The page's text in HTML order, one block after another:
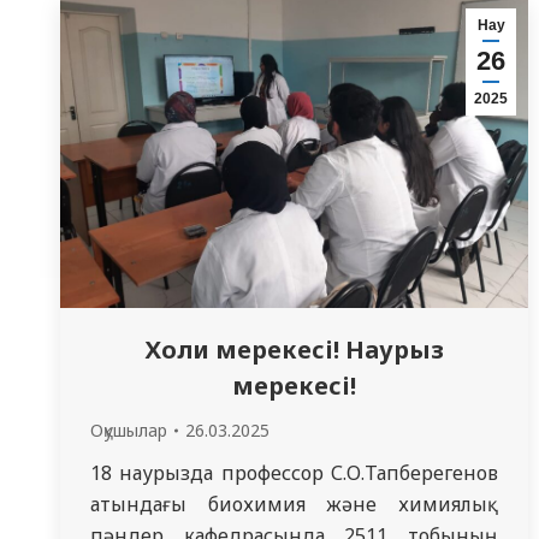
алу шараларын талқылады. Инфекция
ауру адаммен немесе жануармен тыныс
алу жолдары, асқорыту мүшелері арқылы
(зақымданған сүт немесе етті…
Нау
26
2025
Холи мерекесі! Наурыз
мерекесі!
Оқушылар 26.03.2025
18 наурызда профессор С.О.Тапберегенов
атындағы биохимия және химиялық